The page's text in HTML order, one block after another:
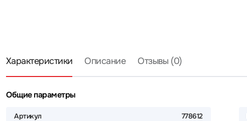
Характеристики Описание Отзывы (0)
Общие параметры
Артикул 778612